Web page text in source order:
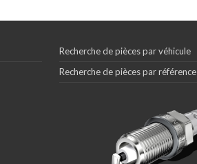
Recherche de pièces par véhicule
Recherche de pièces par référence